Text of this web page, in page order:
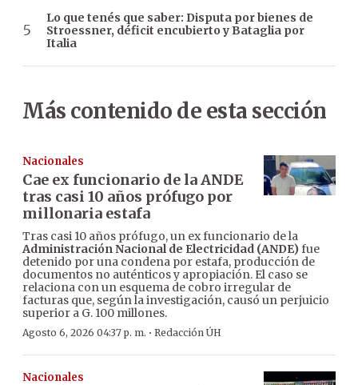
Lo que tenés que saber: Disputa por bienes de
Stroessner, déficit encubierto y Bataglia por
Italia
Más contenido de esta sección
Nacionales
Cae ex funcionario de la ANDE
tras casi 10 años prófugo por
millonaria estafa
Tras casi 10 años prófugo, un ex funcionario de la
Administración Nacional de Electricidad (ANDE)fue
detenido por una condena por estafa, producción de
documentos no auténticos y apropiación. El caso se
relaciona con un esquema de cobro irregular de
facturas que, según la investigación, causó un perjuicio
superior a G. 100 millones.
Agosto 6, 2026 04:37 p. m. · Redacción ÚH
Nacionales